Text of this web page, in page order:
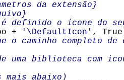
da extensão}
o ícone do
+
'\DefaultIcon' ,
o caminho completo de
biblioteca com
abaixo)